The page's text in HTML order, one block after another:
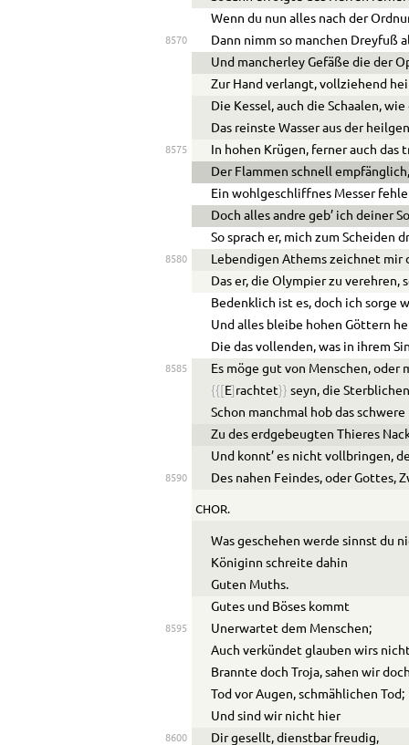
Wenn du nun alles nach der
8570
Dann nimm so manchen Dreyfuß
Und mancherley Gefäße die der
Zur Hand verlangt, vollziehend
Die Kessel, auch die Schaalen,
Das reinste Wasser aus der
8575
In hohen Krügen, ferner auch das
Der Flammen schnell
Ein wohlgeschliffnes Messer
Doch alles andre geb’ ich deiner
So sprach er, mich zum Scheiden
8580
Lebendigen Athems zeichnet mir
Das er, die Olympier zu verehren,
Bedenklich ist es, doch ich sorge
Und alles bleibe hohen Göttern
Die das vollenden, was in ihrem
8585
Es möge gut von Menschen, oder
{{
E] rachtet}} seyn, die
Schon manchmal hob das
Zu des erdgebeugten Thieres
Und konnt’ es nicht vollbringen,
8590 Des nahen Feindes, oder Gottes,
CHOR.
Was geschehen werde sinnst du
Königinn schreite dahin
Guten Muths.
Gutes und Böses kommt
8595
Unerwartet dem Menschen;
Auch verkündet glauben wirs
Brannte doch Troja, sahen wir
Tod vor Augen, schmählichen Tod;
Und sind wir nicht hier
8600
Dir gesellt, dienstbar freudig,